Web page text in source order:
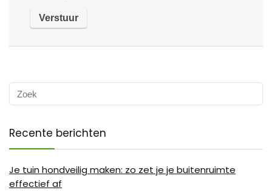
Recente berichten
Je tuin hondveilig maken: zo zet je je buitenruimte
effectief af